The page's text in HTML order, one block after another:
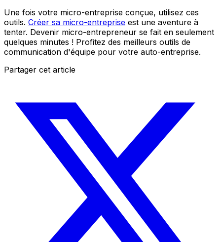
Une fois votre micro-entreprise conçue, utilisez ces
outils. Créer sa micro-entreprise est une aventure à
tenter. Devenir micro-entrepreneur se fait en seulement
quelques minutes ! Profitez des meilleurs outils de
communication d'équipe pour votre auto-entreprise.
Partager cet article